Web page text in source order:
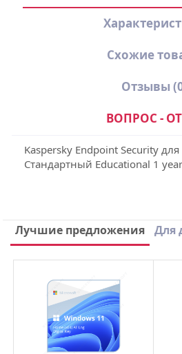
Схожие
Отзывы
ВОПРОС -
Kaspersky Endpoint Security для
Стандартный Educational 1
Вид лицензии
Назначение
Бизнес
Срок лицензии
Написать отзыв
Email
Лучшие предложения Для